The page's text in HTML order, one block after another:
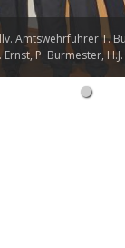
Amtswehrführer T.
P. Burmester,